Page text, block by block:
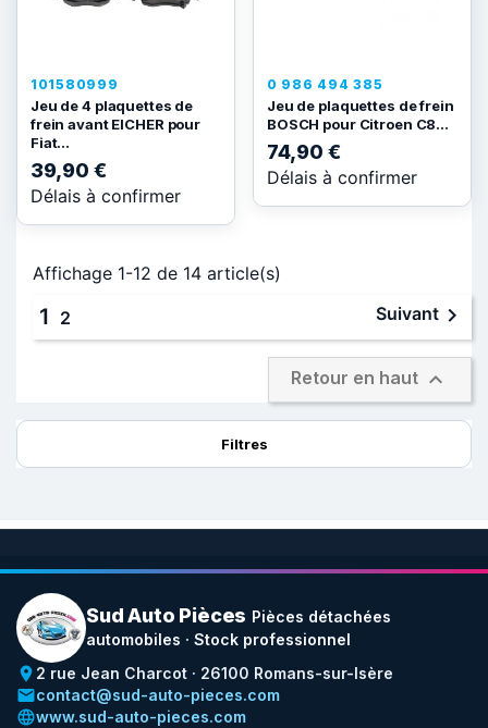
101580999
Jeu de 4 plaquettes de
frein avant EICHER pour
Fiat...
39,90 €
Délais à confirmer
0 986 494 385
Jeu de plaquettes de frein
BOSCH pour Citroen C8...
74,90 €
Délais à confirmer
Affichage 1-12 de 14 article(s)
1 2 Suivant 
Retour en haut 
Filtres
Sud Auto Pièces Pièces détachées
automobiles · Stock professionnel
place 2 rue Jean Charcot · 26100 Romans-sur-Isère
emailcontact@sud-auto-pieces.com
languagewww.sud-auto-pieces.com